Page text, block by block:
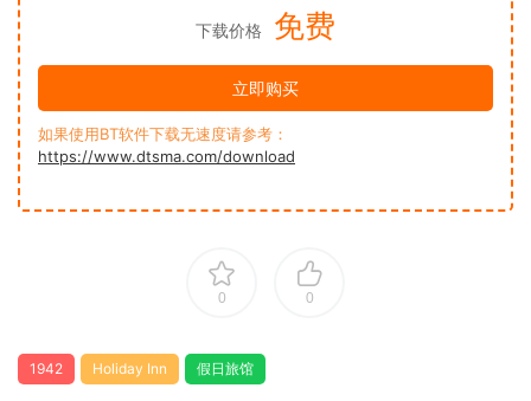
下载价格 免费
立即购买
如果使用BT软件下载无速度请参考：
https://www.dtsma.com/download
0 0
1942 Holiday Inn 假日旅馆